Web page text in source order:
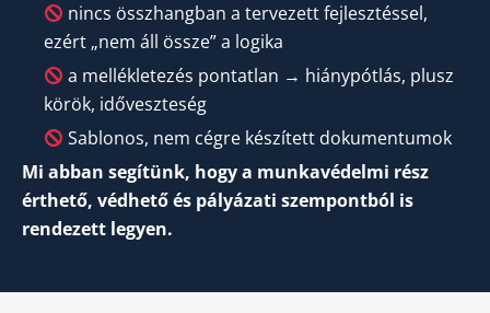
nincs összhangban a tervezett fejlesztéssel,
ezért „nem áll össze” a logika
a mellékletezés pontatlan → hiánypótlás, plusz
körök, időveszteség
Sablonos, nem cégre készített dokumentumok
Mi abban segítünk, hogy a munkavédelmi rész
érthető, védhető és pályázati szempontból is
rendezett legyen.